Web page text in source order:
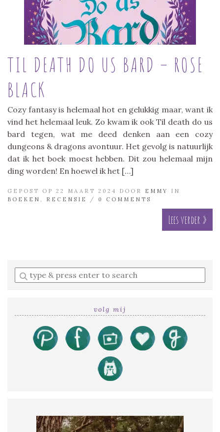
TIL DEATH DO US BARD – ROSE
BLACK
Cozy fantasy is helemaal hot en gelukkig maar, want ik
vind het helemaal leuk. Zo kwam ik ook Til death do us
bard tegen, wat me deed denken aan een cozy
dungeons & dragons avontuur. Het gevolg is natuurlijk
dat ik het boek moest hebben. Dit zou helemaal mijn
ding worden! En hoewel ik het […]
GEPOST OP 22 MAART 2024 DOOR EMMY
IN
BOEKEN
RECENSIE / 0 COMMENTS
Lees verder »
Enter
a
volg mij